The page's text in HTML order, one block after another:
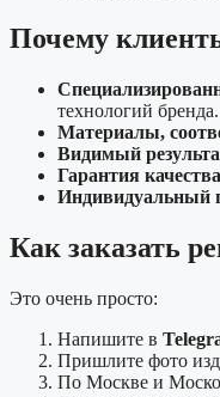
Почему
технологий бренда.
Материалы,
Видимый
Гарантия качества
Индивидуальный
Как заказать
Это очень просто:
Напишите в
Пришлите фото
По Москве и